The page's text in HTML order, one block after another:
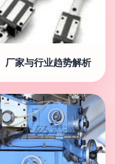
厂家与行业趋势解析